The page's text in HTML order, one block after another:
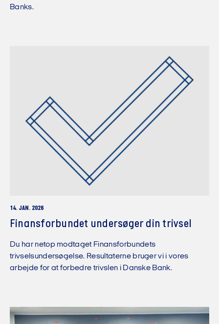
Banks.
14. JAN. 2026
Finansforbundet undersøger din trivsel
Du har netop modtaget Finansforbundets
trivselsundersøgelse. Resultaterne bruger vi i vores
arbejde for at forbedre trivslen i Danske Bank.